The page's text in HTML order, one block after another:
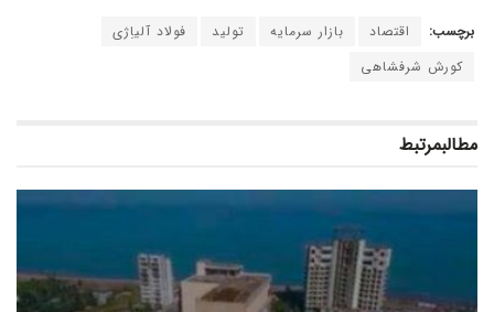
برچسب: اقتصاد بازار سرمایه تولید
فولاد آلیاِژی
کورش شرفشاهی
مطالبمرتبط